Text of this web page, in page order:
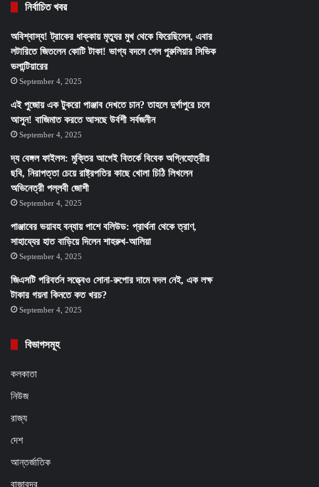
নির্বাচিত খবর
অবিশ্বাস্য! ট্রাকের ধাক্কায় মৃত্যুর মুখ থেকে ফিরেছিলেন, এবার
লটারিতে জিতলেন কোটি টাকা! ভাগ্য বদলে গেল পুরুলিয়ার সিভিক
ভলান্টিয়ারের
September 4, 2025
এই পুজোয় এক টুকরো পাঞ্জাব দেখতে চান? তাহলে দুর্গাপুরে চলে
আসুন! বাজিমাত করতে আসছে উর্বশী সর্বজনীন
September 4, 2025
দ্য বেঙ্গল ফাইলস: মুক্তির আগেই বিতর্কে বিবেক অগ্নিহোত্রীর
ছবি, নিরাপত্তা চেয়ে রাষ্ট্রপতির কাছে খোলা চিঠি লিখলেন
অভিনেত্রী পল্লবী জোশী
September 4, 2025
পাঞ্জাবের ভয়াবহ বন্যায় পাশে বলিউড: প্রার্থনা থেকে ত্রাণ,
সাহায্যের হাত বাড়িয়ে দিলেন শাহরুখ-আলিয়া
September 4, 2025
জিএসটি পরিবর্তন সত্ত্বেও সোনা-রুপোর দামে বদল নেই, এক লক্ষ
টাকার গয়না কিনতে কত খরচ?
September 4, 2025
বিভাগসমূহ
কলকাতা
নিউজ
রাজ্য
দেশ
আন্তর্জাতিক
বাজারদর